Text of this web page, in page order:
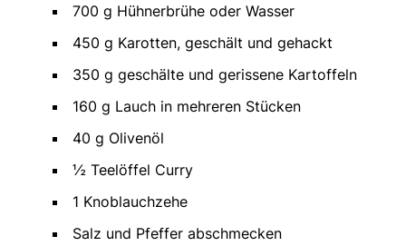
700 g Hühnerbrühe oder Wasser
450 g Karotten, geschält und gehackt
350 g geschälte und gerissene Kartoffeln
160 g Lauch in mehreren Stücken
40 g Olivenöl
½ Teelöffel Curry
1 Knoblauchzehe
Salz und Pfeffer abschmecken